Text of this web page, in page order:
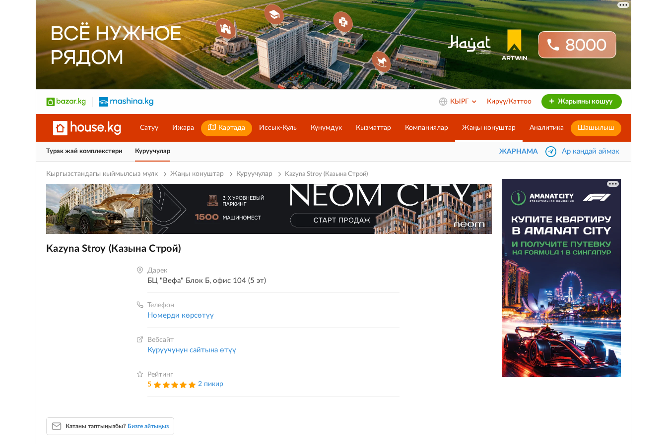
КЫРГ Кирүү/Каттоо Жарыяны кошуу
Сатуу Ижара Картада Иссык-Куль Күнүмдүк Кызматтар Компаниялар Жаңы конуштар Аналитика Шашылыш
Турак жай комплекстери Куруучулар ЖАРНАМА Ар кандай аймак
Кыргызстандагы кыймылсыз мүлк Жаңы конуштар Куруучулар Kazyna Stroy (Казына Строй)
Kazyna Stroy (Казына Строй)
Дарек
БЦ "Вефа" Блок Б, офис 104 (5 эт)
Телефон
Номерди көрсөтүү
Вебсайт
Куруучунун сайтына өтүү
Рейтинг
5
2 пикир
Катаны таптыңызбы? Бизге айтыңыз